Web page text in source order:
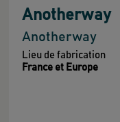
Anotherway
Anotherway
Lieu de fabrication
France et Europe